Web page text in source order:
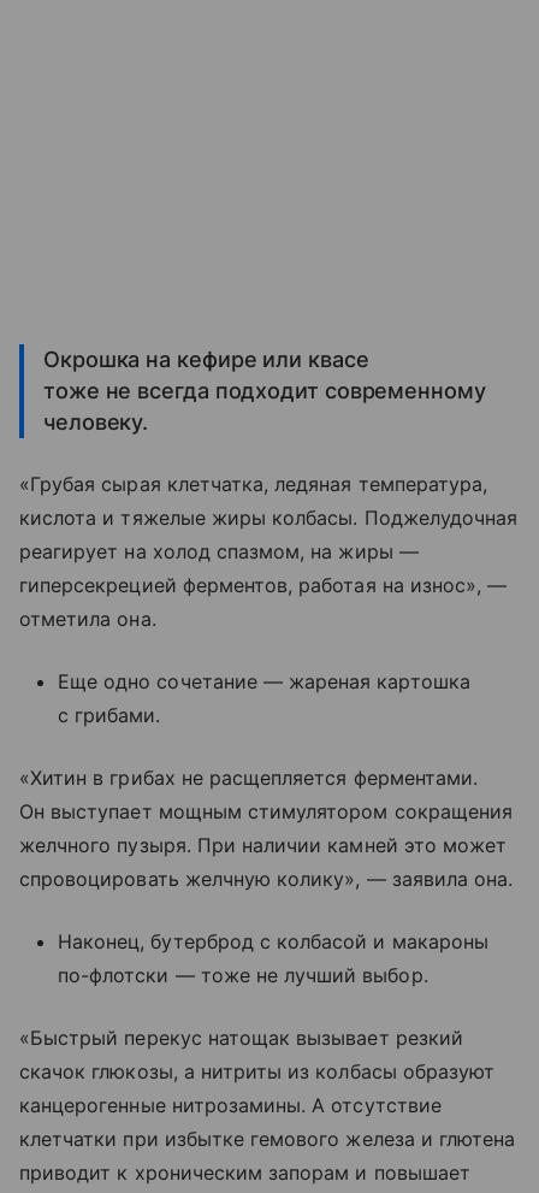
Окрошка на кефире или квасе
тоже не всегда подходит современному
человеку.
«Грубая сырая клетчатка, ледяная температура,
кислота и тяжелые жиры колбасы. Поджелудочная
реагирует на холод спазмом, на жиры —
гиперсекрецией ферментов, работая на износ», —
отметила она.
Еще одно сочетание — жареная картошка
с грибами.
«Хитин в грибах не расщепляется ферментами.
Он выступает мощным стимулятором сокращения
желчного пузыря. При наличии камней это может
спровоцировать желчную колику», — заявила она.
Наконец, бутерброд с колбасой и макароны
по-флотски — тоже не лучший выбор.
«Быстрый перекус натощак вызывает резкий
скачок глюкозы, а нитриты из колбасы образуют
канцерогенные нитрозамины. А отсутствие
клетчатки при избытке гемового железа и глютена
приводит к хроническим запорам и повышает